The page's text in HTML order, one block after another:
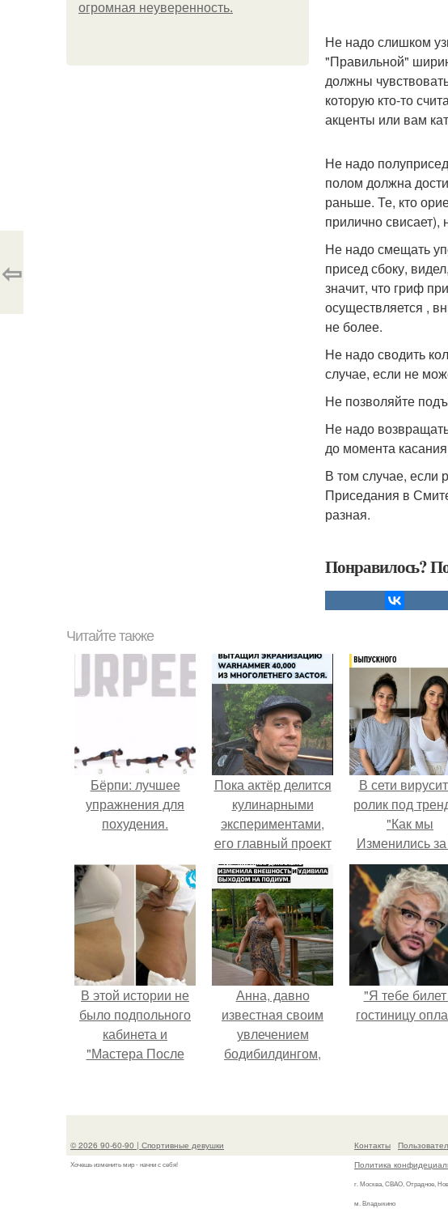
огромная неуверенность.
Не надо слишком
"Правильной"
должны
которую кто-то
акценты или вам
Не надо
полом должна
раньше. Те, кто
прилично
Не надо смещать
присед сбоку,
значит, что гриф
осуществляется ,
не более.
Не надо сводить
случае, если не
Не позволяйте
Не надо
до момента
В том случае, если
Приседания в
разная.
Понравилось?
⇦
Читайте также
Бёрпи: лучшее
упражнения для
похудения.
Пока актёр делится
кулинарными
экспериментами,
его главный проект
сделал серьёзный
шаг вперёд.
В сети
ролик под
"Как мы
Изменились
лет".
В этой истории не
было подпольного
кабинета и
"Мастера После
Анна, давно
известная своим
увлечением
бодибилдингом,
в роли модели.
"Я тебе
гостиницу
© 2026 90-60-90 | Спортивные девушки
Хочешь изменить мир - начни с себя!
Контакты
Политика
г. Москва, СВАО, Отрадное,
м. Владыкино